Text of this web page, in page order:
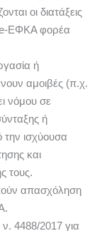
οι διατάξεις
e-ΕΦΚΑ φορέα
ή
αμοιβές (π.χ.
νόμου σε
ή
την ισχύουσα
και
τους.
απασχόληση
4488/2017 για